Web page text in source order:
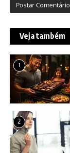
Veja também
1
2